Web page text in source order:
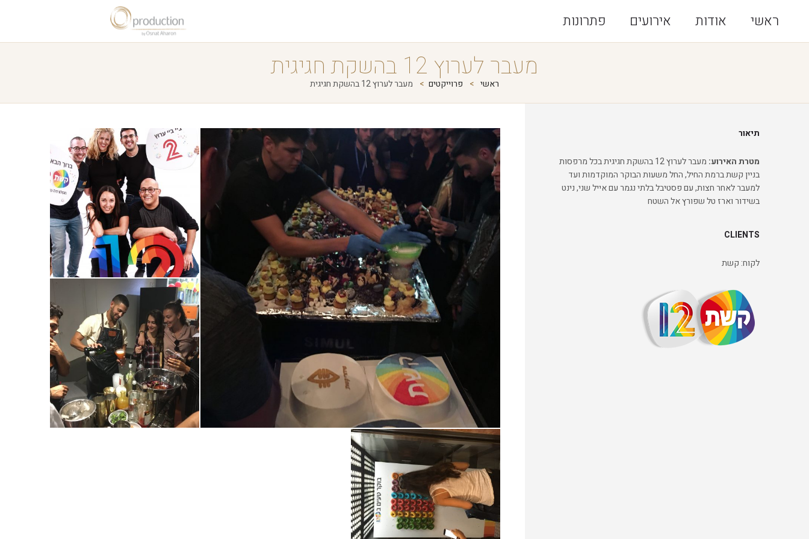
ראשי אודות אירועים פתרונות
מעבר לערוץ 12 בהשקת חגיגית
ראשי פרוייקטים מעבר לערוץ 12 בהשקת חגיגית
תיאור
מטרת האירוע:
מעבר לערוץ 12 בהשקת חגיגית בכל מרפסות
בניין קשת ברמת החיל, החל משעות הבוקר המוקדמות ועד
למעבר לאחר חצות, עם פסטיבל בלתי נגמר עם אייל שני, נינט
בשידור וארז טל שפורץ אל השטח
CLIENTS
לקוח: קשת